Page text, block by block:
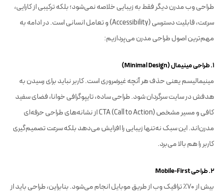
طراحی وب مدرن دیگر فقط به زیبایی خلاصه نمی‌شود؛ بلکه ترکیبی از کارایی،
سرعت، قابلیت دسترسی (Accessibility) و تعامل انسانی است. در ادامه به
مهم‌ترین اصول طراحی مدرن می‌پردازیم:
۱. طراحی مینیمال (Minimal Design)
مینیمالیسم یعنی حذف هر آنچه غیرضروری است. کاربر نباید برای رسیدن به
هدفش در سایت سرگردان شود. طراحی ساده، تایپوگرافی خوانا، فضای سفید
کافی و مسیر مشخص CTA (Call to Action) از نشانه‌های طراحی حرفه‌ای
مدرن‌اند. این سبک نه‌تنها زیبایی را افزایش می‌دهد بلکه سرعت تصمیم‌گیری
کاربر را هم بالا می‌برد.
۲. طراحی Mobile-First
بیش از ۷۰٪ ترافیک وب از طریق موبایل انجام می‌شود. بنابراین، طراحی باید از